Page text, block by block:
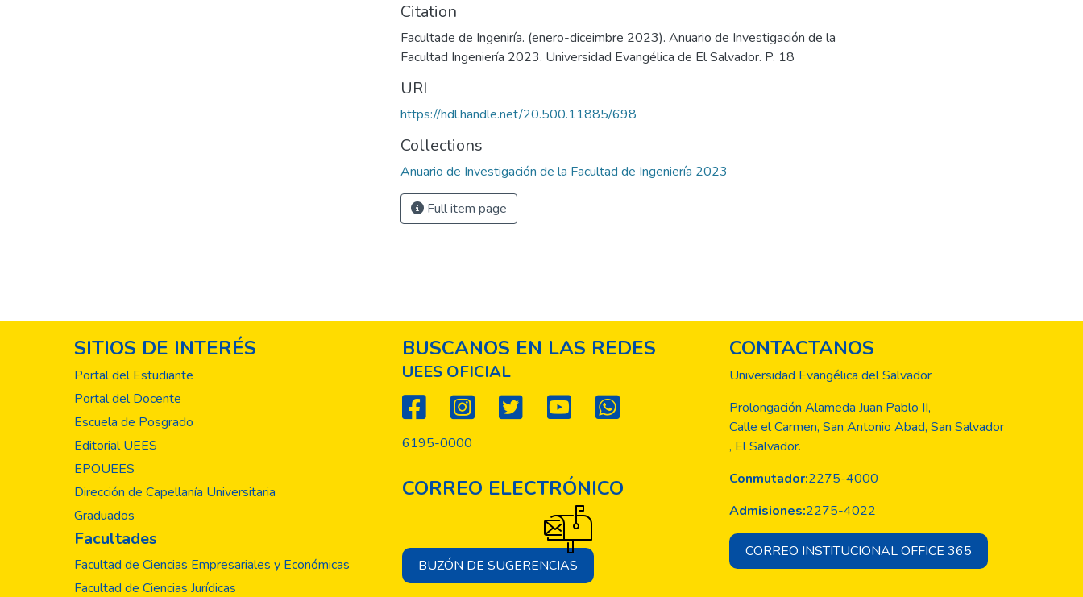
Citation
Facultade de Ingeniría. (enero-diceimbre 2023). Anuario de Investigación de la
Facultad Ingeniería 2023. Universidad Evangélica de El Salvador. P. 18
URI
https://hdl.handle.net/20.500.11885/698
Collections
Anuario de Investigación de la Facultad de Ingeniería 2023
Full item page
SITIOS DE INTERÉS
Portal del Estudiante
Portal del Docente
Escuela de Posgrado
Editorial UEES
EPOUEES
Dirección de Capellanía Universitaria
Graduados
Facultades
Facultad de Ciencias Empresariales y Económicas
Facultad de Ciencias Jurídicas
BUSCANOS EN LAS REDES
UEES OFICIAL
6195-0000
CORREO ELECTRÓNICO
BUZÓN DE SUGERENCIAS
CONTACTANOS
Universidad Evangélica del Salvador
Prolongación Alameda Juan Pablo II,
Calle el Carmen, San Antonio Abad, San Salvador
, El Salvador.
Conmutador:2275-4000
Admisiones:2275-4022
CORREO INSTITUCIONAL OFFICE 365